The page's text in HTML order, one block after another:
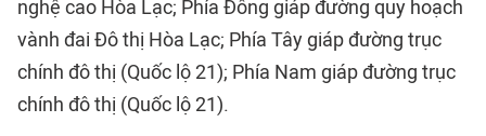
nghệ cao Hòa Lạc; Phía Đông giáp đường quy hoạch
vành đai Đô thị Hòa Lạc; Phía Tây giáp đường trục
chính đô thị (Quốc lộ 21); Phía Nam giáp đường trục
chính đô thị (Quốc lộ 21).